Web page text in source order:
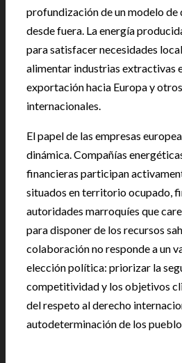
profundización de un modelo
desde fuera. La energía
para satisfacer necesidades
alimentar industrias extractivas
exportación hacia Europa y
internacionales.
El papel de las empresas
dinámica. Compañías
financieras participan
situados en territorio ocupado,
autoridades marroquíes que
para disponer de los recursos
colaboración no responde a un
elección política: priorizar la
competitividad y los objetivos
del respeto al derecho
autodeterminación de los